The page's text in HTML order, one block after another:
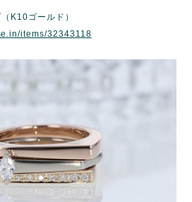
K10ゴールド）
items/32343118